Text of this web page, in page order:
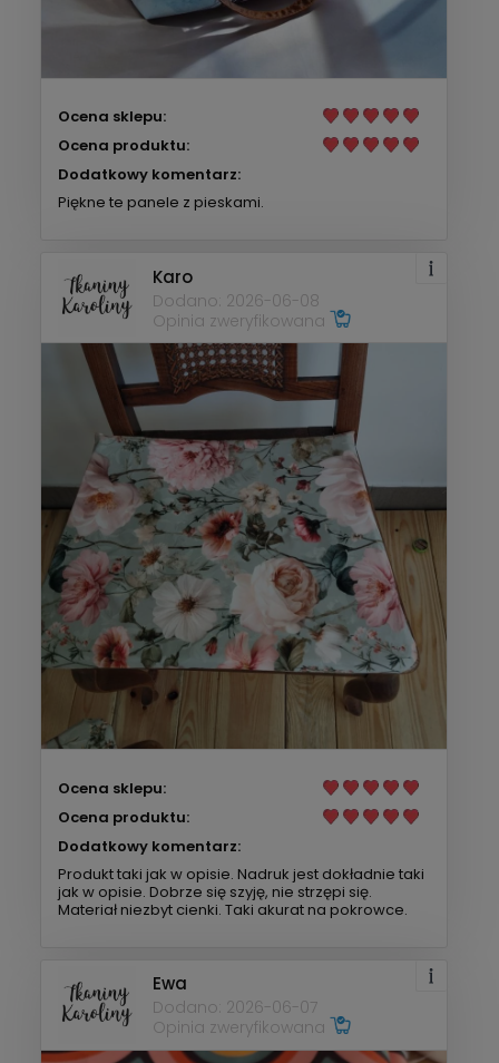
Ocena sklepu:
Ocena produktu:
Dodatkowy komentarz:
Piękne te panele z pieskami.
Karo
Dodano: 2026-06-08
Opinia zweryfikowana
Ocena sklepu:
Ocena produktu:
Dodatkowy komentarz:
Produkt taki jak w opisie. Nadruk jest dokładnie taki
jak w opisie. Dobrze się szyję, nie strzępi się.
Materiał niezbyt cienki. Taki akurat na pokrowce.
Ewa
Dodano: 2026-06-07
Opinia zweryfikowana